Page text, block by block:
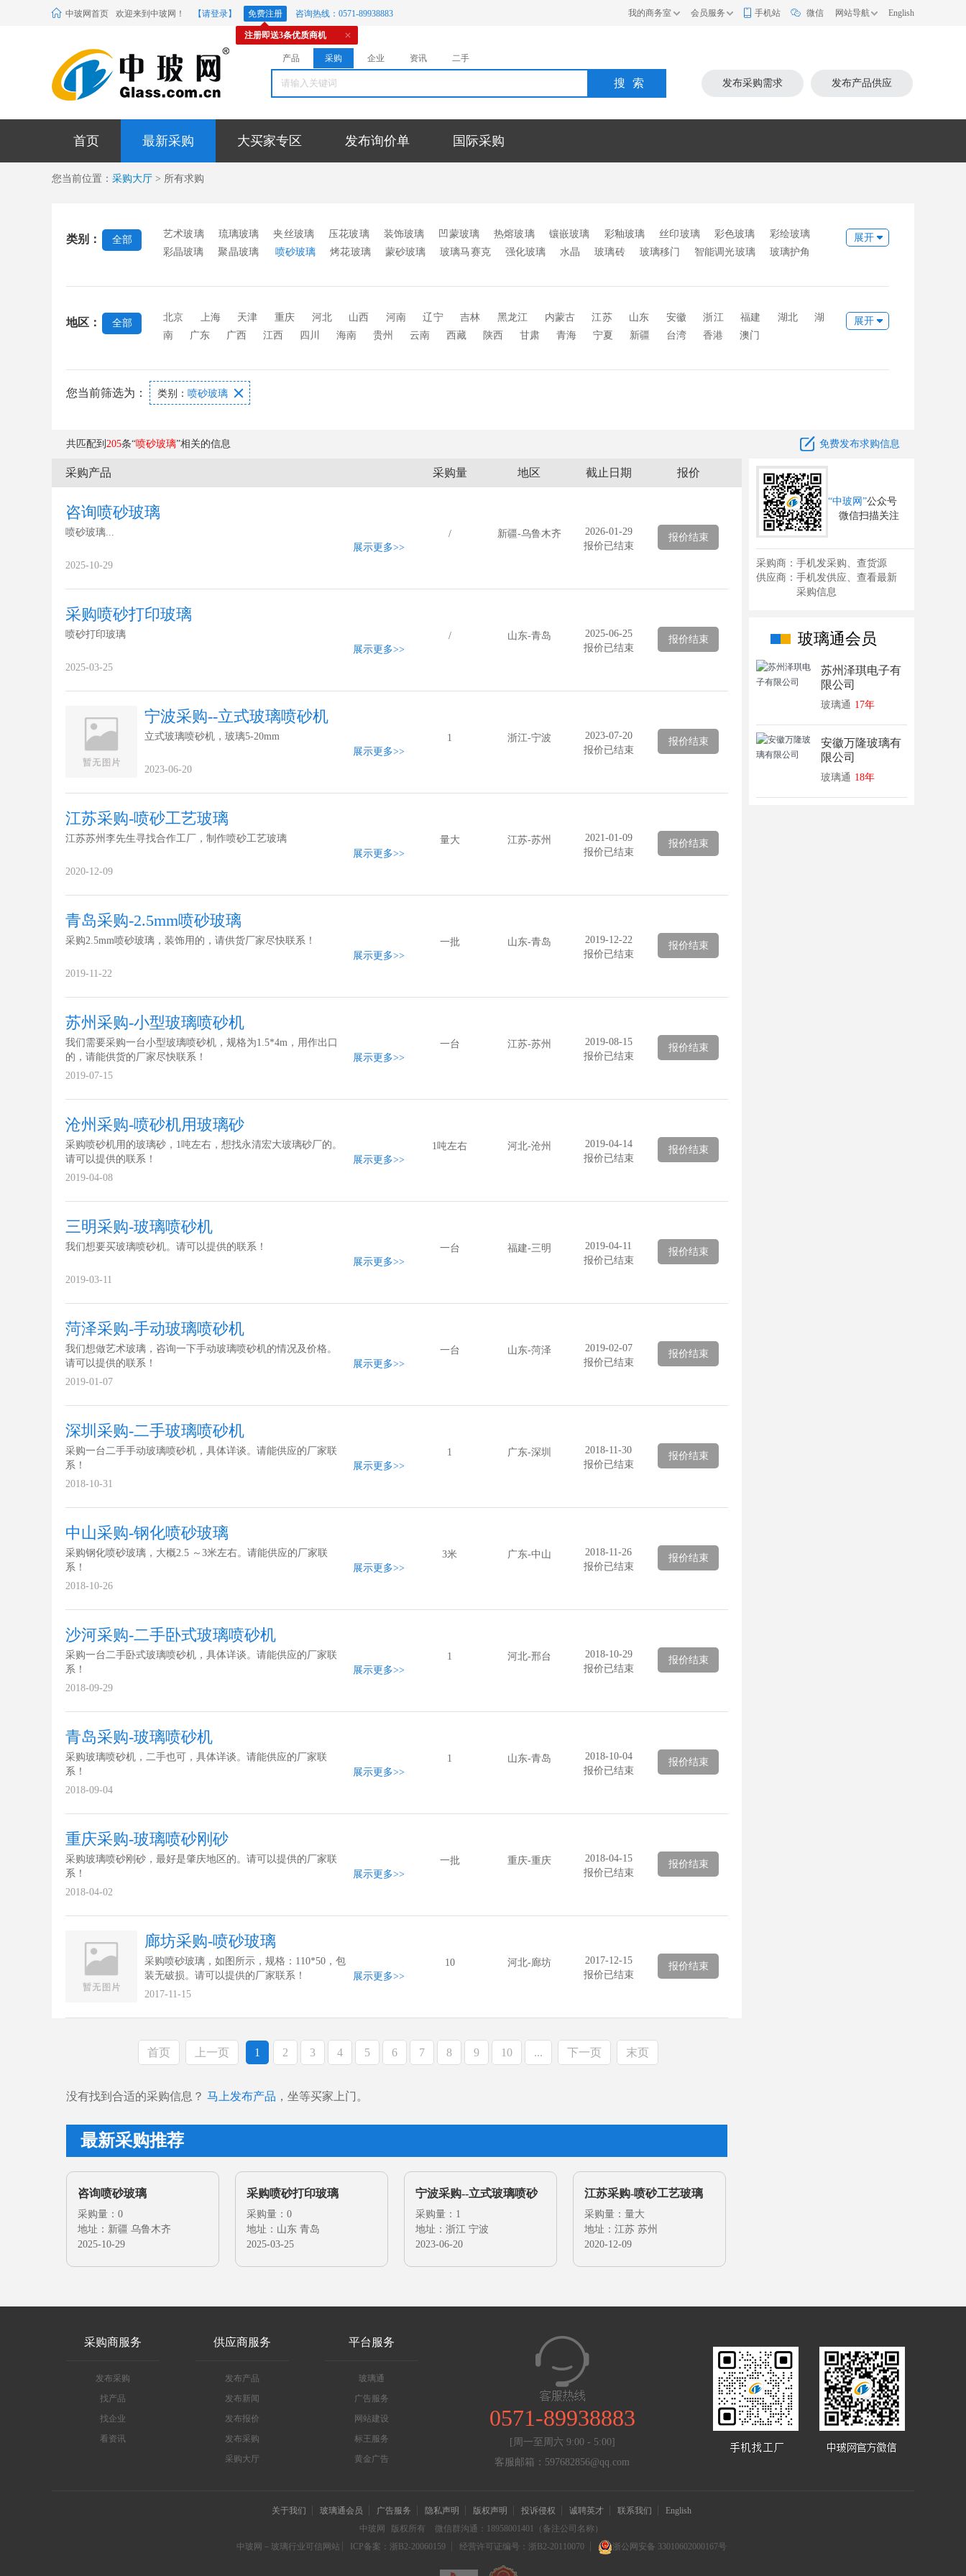
中玻网首页 欢迎来到中玻网！ 【请登录】 免费注册 咨询热线：0571-89938883
注册即送3条优质商机
我的商务室 会员服务 手机站 微信 网站导航 English
产品 采购 企业 资讯 二手
搜索 发布采购需求 发布产品供应
首页 最新采购 大买家专区 发布询价单 国际采购
您当前位置： 采购大厅 > 所有求购
类别： 全部
艺术玻璃 琉璃玻璃 夹丝玻璃 压花玻璃 装饰玻璃 凹蒙玻璃 热熔玻璃 镶嵌玻璃 彩釉玻璃 丝印玻璃 彩色玻璃
彩绘玻璃
彩晶玻璃
聚晶玻璃 喷砂玻璃 烤花玻璃 蒙砂玻璃 玻璃马赛克 强化玻璃 水晶 玻璃砖 玻璃移门 智能调光玻璃
玻璃护角
璃
雕刻玻璃 镶嵌宝石 碎花玻璃 玉石玻璃 玻璃贴片 靓彩玻璃 仿古镜 水晶冰雕玻璃 办公隔断 教堂玻璃 变色玻璃
移门
展开
地区： 全部
北京 上海 天津 重庆 河北 山西 河南 辽宁 吉林 黑龙江 内蒙古 江苏 山东 安徽 浙江 福建 湖北
湖
南
广东 广西 江西 四川 海南 贵州 云南 西藏 陕西 甘肃 青海 宁夏 新疆 台湾 香港 澳门
展开
您当前筛选为： 类别： 喷砂玻璃 
共匹配到 205条“喷砂玻璃”相关的信息  免费发布求购信息
采购产品 采购量 地区 截止日期 报价
咨询喷砂玻璃
喷砂玻璃...
展示更多>>
2025-10-29
/ 新疆-乌鲁木齐
2026-01-29
报价已结束
报价结束
采购喷砂打印玻璃
喷砂打印玻璃
展示更多>>
2025-03-25
/ 山东-青岛
2025-06-25
报价已结束
报价结束
宁波采购--立式玻璃喷砂机
立式玻璃喷砂机，玻璃5-20mm
展示更多>>
2023-06-20
1 浙江-宁波
2023-07-20
报价已结束
报价结束
江苏采购-喷砂工艺玻璃
江苏苏州李先生寻找合作工厂，制作喷砂工艺玻璃
展示更多>>
2020-12-09
量大 江苏-苏州
2021-01-09
报价已结束
报价结束
青岛采购-2.5mm喷砂玻璃
采购2.5mm喷砂玻璃，装饰用的，请供货厂家尽快联系！
展示更多>>
2019-11-22
一批 山东-青岛
2019-12-22
报价已结束
报价结束
苏州采购-小型玻璃喷砂机
我们需要采购一台小型玻璃喷砂机，规格为1.5*4m，用作出口
的，请能供货的厂家尽快联系！
展示更多>>
2019-07-15
一台 江苏-苏州
2019-08-15
报价已结束
报价结束
沧州采购-喷砂机用玻璃砂
采购喷砂机用的玻璃砂，1吨左右，想找永清宏大玻璃砂厂的。
请可以提供的联系！
展示更多>>
2019-04-08
1吨左右 河北-沧州
2019-04-14
报价已结束
报价结束
三明采购-玻璃喷砂机
我们想要买玻璃喷砂机。请可以提供的联系！
展示更多>>
2019-03-11
一台 福建-三明
2019-04-11
报价已结束
报价结束
菏泽采购-手动玻璃喷砂机
我们想做艺术玻璃，咨询一下手动玻璃喷砂机的情况及价格。
请可以提供的联系！
展示更多>>
2019-01-07
一台 山东-菏泽
2019-02-07
报价已结束
报价结束
深圳采购-二手玻璃喷砂机
采购一台二手手动玻璃喷砂机，具体详谈。请能供应的厂家联
系！
展示更多>>
2018-10-31
1 广东-深圳
2018-11-30
报价已结束
报价结束
中山采购-钢化喷砂玻璃
采购钢化喷砂玻璃，大概2.5 ～3米左右。请能供应的厂家联
系！
展示更多>>
2018-10-26
3米 广东-中山
2018-11-26
报价已结束
报价结束
沙河采购-二手卧式玻璃喷砂机
采购一台二手卧式玻璃喷砂机，具体详谈。请能供应的厂家联
系！
展示更多>>
2018-09-29
1 河北-邢台
2018-10-29
报价已结束
报价结束
青岛采购-玻璃喷砂机
采购玻璃喷砂机，二手也可，具体详谈。请能供应的厂家联
系！
展示更多>>
2018-09-04
1 山东-青岛
2018-10-04
报价已结束
报价结束
重庆采购-玻璃喷砂刚砂
采购玻璃喷砂刚砂，最好是肇庆地区的。请可以提供的厂家联
系！
展示更多>>
2018-04-02
一批 重庆-重庆
2018-04-15
报价已结束
报价结束
廊坊采购-喷砂玻璃
采购喷砂玻璃，如图所示，规格：110*50，包
装无破损。请可以提供的厂家联系！
展示更多>>
2017-11-15
10 河北-廊坊
2017-12-15
报价已结束
报价结束
首页 上一页 1 2 3 4 5 6 7 8 9 10 ... 下一页 末页
没有找到合适的采购信息？ 马上发布产品 ，坐等买家上门。
最新采购推荐
咨询喷砂玻璃
采购量：0
地址：新疆 乌鲁木齐
2025-10-29
采购喷砂打印玻璃
采购量：0
地址：山东 青岛
2025-03-25
宁波采购--立式玻璃喷砂
机
采购量：1
地址：浙江 宁波
2023-06-20
江苏采购-喷砂工艺玻璃
采购量：量大
地址：江苏 苏州
2020-12-09
“中玻网”公众号
微信扫描关注
采购商：手机发采购、查货源
供应商：手机发供应、查看最新
采购信息
玻璃通会员
苏州泽琪电子有
限公司
玻璃通 17年
安徽万隆玻璃有
限公司
玻璃通 18年
采购商服务
发布采购
找产品
找企业
看资讯
供应商服务
发布产品
发布新闻
发布报价
发布采购
采购大厅
平台服务
玻璃通
广告服务
网站建设
标王服务
黄金广告
0571-89938883
[周一至周六 9:00 - 5:00]
客服邮箱：597682856@qq.com
关于我们 玻璃通会员 广告服务 隐私声明 版权声明 投诉侵权 诚聘英才 联系我们
English
中玻网
版权所有
微信群沟通：18958001401（备注公司名称）
中玻网－玻璃行业可信网站
ICP备案：浙B2-20060159 经营许可证编号：浙B2-20110070 浙公网安备 33010602000167号